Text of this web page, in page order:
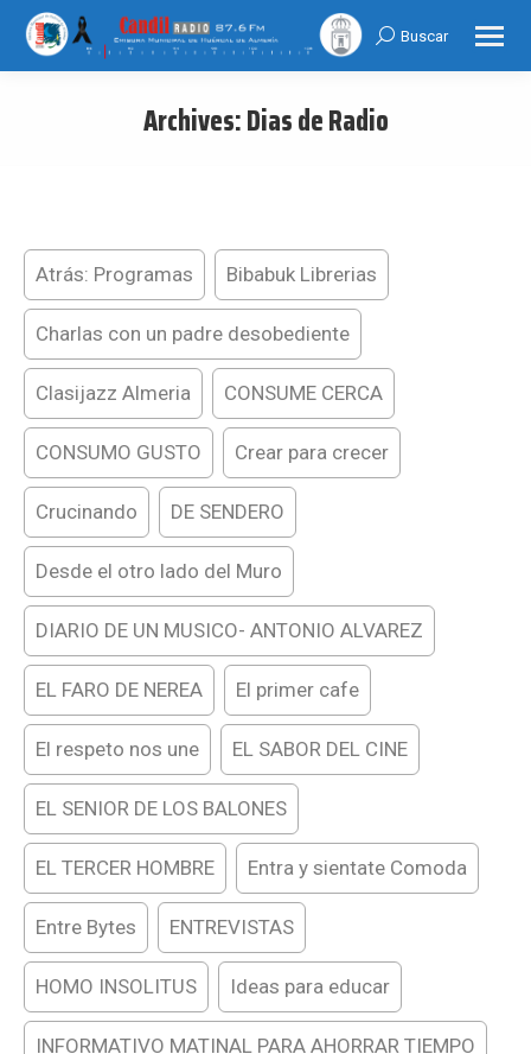
Search:
Buscar
Archives:Dias de Radio
Atrás: Programas Bibabuk Librerias
Charlas con un padre desobediente
Clasijazz Almeria CONSUME CERCA
CONSUMO GUSTO Crear para crecer
Crucinando DE SENDERO
Desde el otro lado del Muro
DIARIO DE UN MUSICO- ANTONIO ALVAREZ
EL FARO DE NEREA El primer cafe
El respeto nos une EL SABOR DEL CINE
EL SENIOR DE LOS BALONES
EL TERCER HOMBRE Entra y sientate Comoda
Entre Bytes ENTREVISTAS
HOMO INSOLITUS Ideas para educar
INFORMATIVO MATINAL PARA AHORRAR TIEMPO